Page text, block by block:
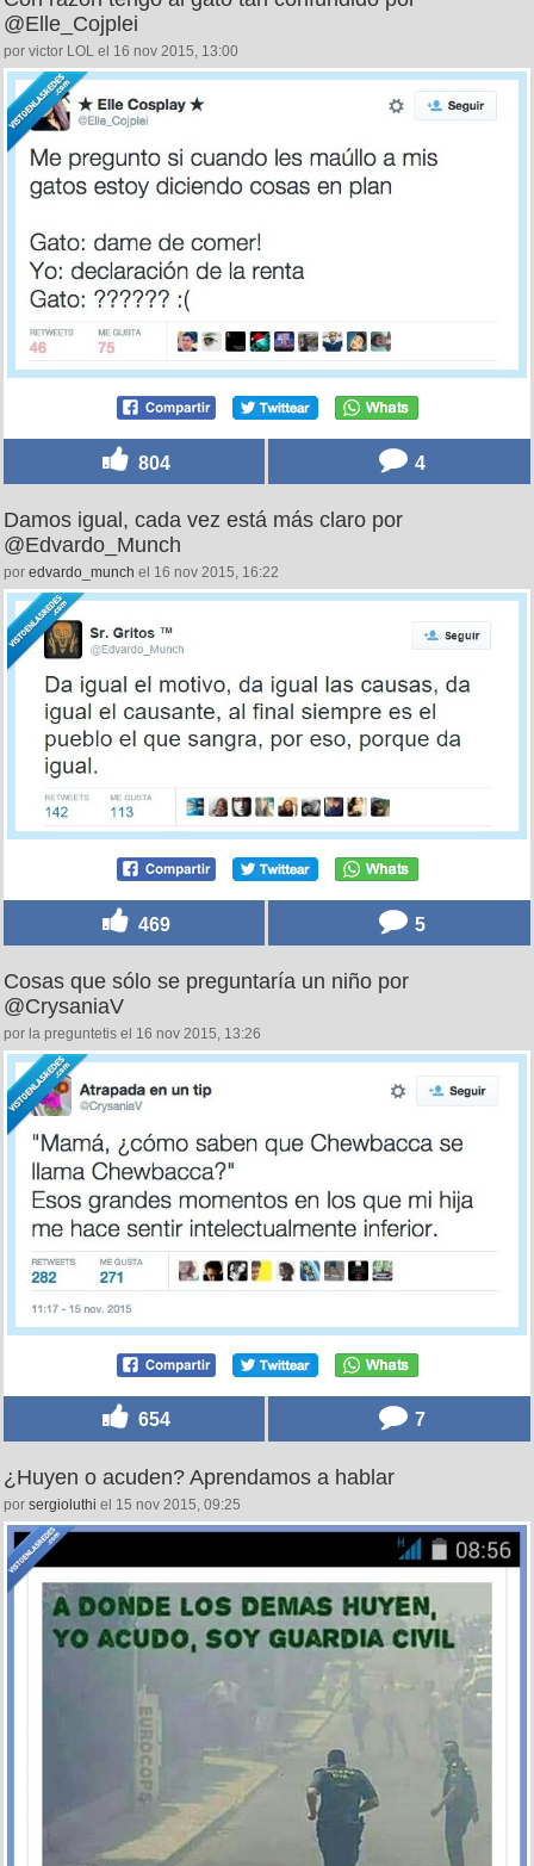
@Elle_Cojplei
por victor LOL el 16 nov 2015, 13:00
804 4
Damos igual, cada vez está más claro por
@Edvardo_Munch
por edvardo_munch el 16 nov 2015, 16:22
469 5
Cosas que sólo se preguntaría un niño por
@CrysaniaV
por la preguntetis el 16 nov 2015, 13:26
654 7
¿Huyen o acuden? Aprendamos a hablar
por sergioluthi el 15 nov 2015, 09:25